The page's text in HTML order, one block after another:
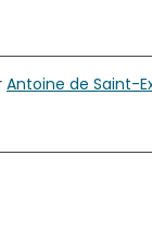
Antoine de Saint-